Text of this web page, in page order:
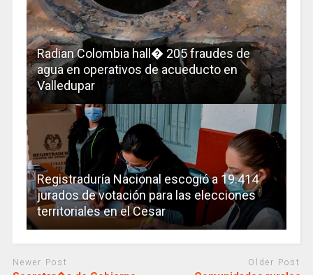
Radian Colombia hall� 205 fraudes de
agua en operativos de acueducto en
Valledupar
Registraduría Nacional escogió a 19.414
jurados de votación para las elecciones
territoriales en el Cesar
Newer Post Older Post